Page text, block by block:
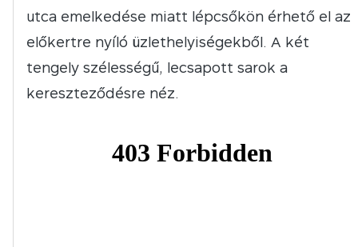
utca emelkedése miatt lépcsőkön érhető el az
előkertre nyíló üzlethelyiségekből. A két
tengely szélességű, lecsapott sarok a
kereszteződésre néz.